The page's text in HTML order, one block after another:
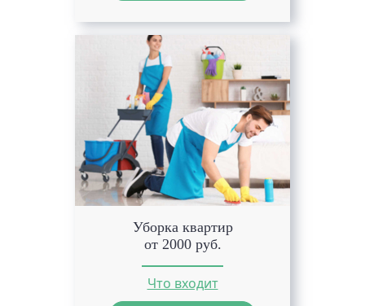
Уборка квартир
от 2000 руб.
Что входит